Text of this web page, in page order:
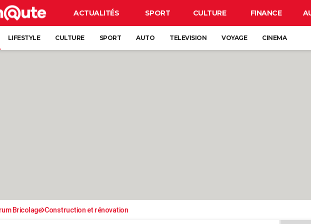
ACTUALITÉS SPORT CULTURE FINANCE
LIFESTYLE CULTURE SPORT AUTO TELEVISION VOYAGE CINEMA
Bricolage Construction et rénovation